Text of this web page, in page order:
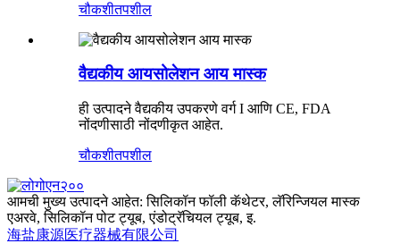
चौकशीतपशील
वैद्यकीय आयसोलेशन आय मास्क
ही उत्पादने वैद्यकीय उपकरणे वर्ग I आणि CE, FDA
नोंदणीसाठी नोंदणीकृत आहेत.
चौकशीतपशील
आमची मुख्य उत्पादने आहेत: सिलिकॉन फॉली कॅथेटर, लॅरिन्जियल मास्क
एअरवे, सिलिकॉन पोट ट्यूब, एंडोट्रॅचियल ट्यूब, इ.
海盐康源医疗器械有限公司